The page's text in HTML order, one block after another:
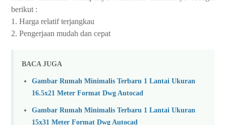
berikut :
1. Harga relatif terjangkau
2. Pengerjaan mudah dan cepat
BACA JUGA
Gambar Rumah Minimalis Terbaru 1 Lantai Ukuran
16.5x21 Meter Format Dwg Autocad
Gambar Rumah Minimalis Terbaru 1 Lantai Ukuran
15x31 Meter Format Dwg Autocad